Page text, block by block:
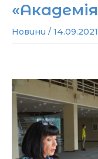
Новини / 14.09.2021